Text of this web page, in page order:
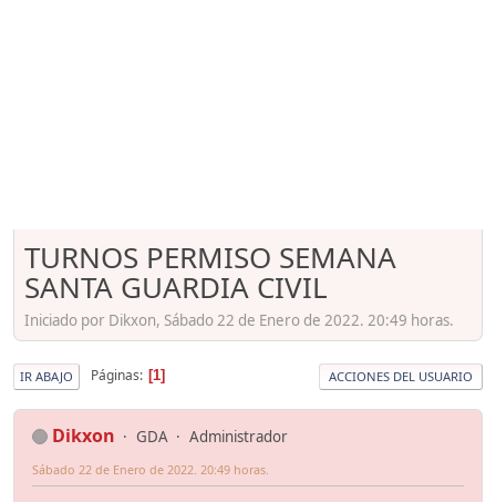
TURNOS PERMISO SEMANA
SANTA GUARDIA CIVIL
Iniciado por Dikxon, Sábado 22 de Enero de 2022. 20:49 horas.
IR ABAJO Páginas 1 ACCIONES DEL USUARIO
Dikxon GDA Administrador
Sábado 22 de Enero de 2022. 20:49 horas.